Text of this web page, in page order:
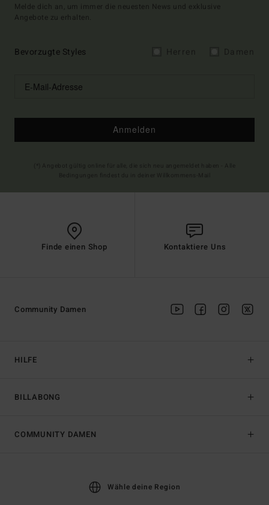
Melde dich an, um immer die neuesten News und exklusive
Angebote zu erhalten.
Bevorzugte Styles
Anmelden
Finde einen Shop Kontaktiere Uns
HILFE
BILLABONG
Community Damen
COMMUNITY DAMEN
Wähle deine Region